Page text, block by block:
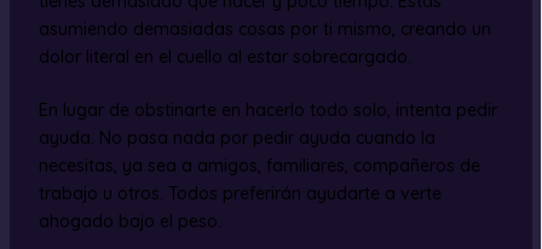
asumiendo demasiadas cosas por ti mismo, creando un
dolor literal en el cuello al estar sobrecargado.
En lugar de obstinarte en hacerlo todo solo, intenta pedir
ayuda. No pasa nada por pedir ayuda cuando la
necesitas, ya sea a amigos, familiares, compañeros de
trabajo u otros. Todos preferirán ayudarte a verte
ahogado bajo el peso.